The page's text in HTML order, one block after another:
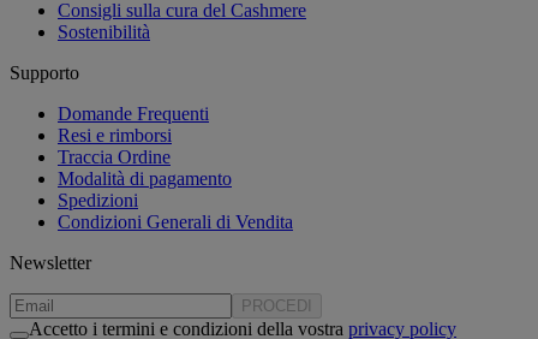
Consigli sulla cura del Cashmere
Sostenibilità
Supporto
Domande Frequenti
Resi e rimborsi
Traccia Ordine
Modalità di pagamento
Spedizioni
Condizioni Generali di Vendita
Newsletter
PROCEDI
Accetto i termini e condizioni della vostra privacy policy